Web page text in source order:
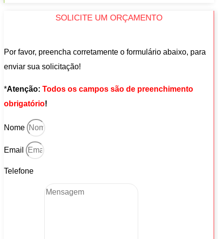
SOLICITE UM ORÇAMENTO
Por favor, preencha corretamente o formulário abaixo, para
enviar sua solicitação!
*Atenção: Todos os campos são de preenchimento
obrigatório!
Nome
Email
Telefone